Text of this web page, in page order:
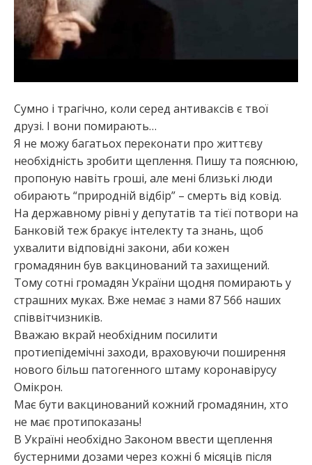
Сумно і трагічно, коли серед антиваксів є твої
друзі. І вони помирають…
Я не можу багатьох переконати про життєву
необхідність зробити щеплення. Пишу та пояснюю,
пропоную навіть гроші, але мені близькі люди
обирають “природній відбір” – смерть від ковід.
На державному рівні у депутатів та тієї потвори на
Банковій теж бракує інтелекту та знань, щоб
ухвалити відповідні закони, аби кожен
громадянин був вакцинований та захищений.
Тому сотні громадян України щодня помирають у
страшних муках. Вже немає з нами 87 566 наших
співвітчизників.
Вважаю вкрай необхідним посилити
протиепідемічні заходи, враховуючи поширення
нового більш патогенного штаму коронавірусу
Омікрон.
Має бути вакцинований кожний громадянин, хто
не має протипоказань!
В Україні необхідно Законом ввести щеплення
бустерними дозами через кожні 6 місяців після